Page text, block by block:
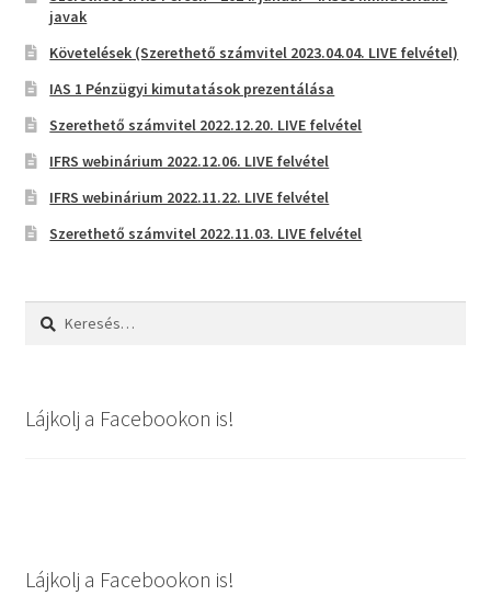
javak
Követelések (Szerethető számvitel 2023.04.04. LIVE felvétel)
IAS 1 Pénzügyi kimutatások prezentálása
Szerethető számvitel 2022.12.20. LIVE felvétel
IFRS webinárium 2022.12.06. LIVE felvétel
IFRS webinárium 2022.11.22. LIVE felvétel
Szerethető számvitel 2022.11.03. LIVE felvétel
Keresés:
Lájkolj a Facebookon is!
Lájkolj a Facebookon is!